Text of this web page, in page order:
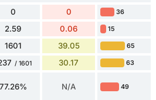
0 0 36
2.59 0.06 15
1601 39.05 65
/ 1601 30.17 63
77.26% N/A 49